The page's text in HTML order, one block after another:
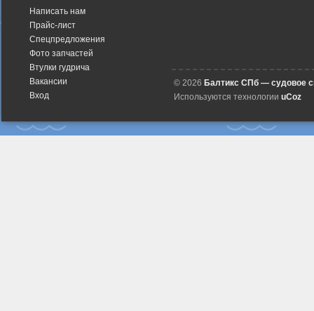
Написать нам
Прайс-лист
Спецпредложения
Фото запчастей
Втулки гудрича
Вакансии
Вход
© 2026 Балтикс СПб — судовое
Используются технологии uCoz